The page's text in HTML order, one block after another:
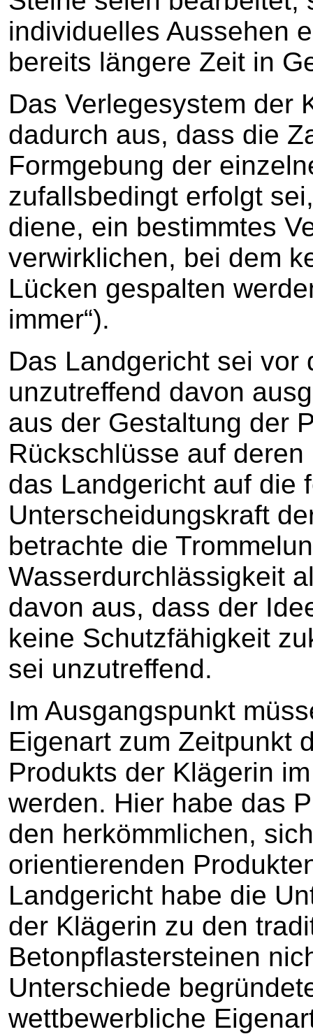
individuelles Aussehen
bereits längere Zeit in
Das Verlegesystem der
dadurch aus, dass die
Formgebung der
zufallsbedingt erfolgt
diene, ein bestimmtes
verwirklichen, bei dem
Lücken gespalten
immer“).
Das Landgericht sei vor
unzutreffend davon
aus der Gestaltung der
Rückschlüsse auf
das Landgericht auf die
Unterscheidungskraft
betrachte die
Wasserdurchlässigkeit
davon aus, dass der
keine Schutzfähigkeit
sei unzutreffend.
Im Ausgangspunkt
Eigenart zum Zeitpunkt
Produkts der Klägerin
werden. Hier habe das
den herkömmlichen,
orientierenden
Landgericht habe die
der Klägerin zu den
Betonpflastersteinen
Unterschiede
wettbewerbliche